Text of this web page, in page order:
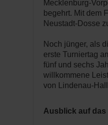
Mecklenburg-
begehrt. Mit dem
Neustadt-Dosse
Noch jünger, als
erste Turniertag
fünf und sechs
willkommene
von Lindenau-
Ausblick auf das